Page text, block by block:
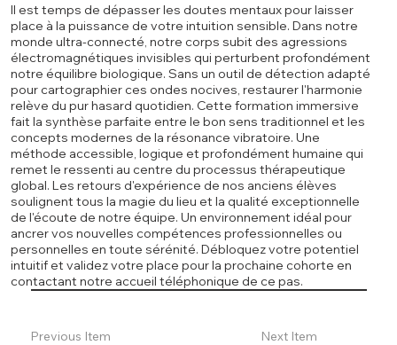
Il est temps de dépasser les doutes mentaux pour laisser
place à la puissance de votre intuition sensible. Dans notre
monde ultra-connecté, notre corps subit des agressions
électromagnétiques invisibles qui perturbent profondément
notre équilibre biologique. Sans un outil de détection adapté
pour cartographier ces ondes nocives, restaurer l'harmonie
relève du pur hasard quotidien. Cette formation immersive
fait la synthèse parfaite entre le bon sens traditionnel et les
concepts modernes de la résonance vibratoire. Une
méthode accessible, logique et profondément humaine qui
remet le ressenti au centre du processus thérapeutique
global. Les retours d'expérience de nos anciens élèves
soulignent tous la magie du lieu et la qualité exceptionnelle
de l'écoute de notre équipe. Un environnement idéal pour
ancrer vos nouvelles compétences professionnelles ou
personnelles en toute sérénité. Débloquez votre potentiel
intuitif et validez votre place pour la prochaine cohorte en
contactant notre accueil téléphonique de ce pas.
Previous Item Next Item